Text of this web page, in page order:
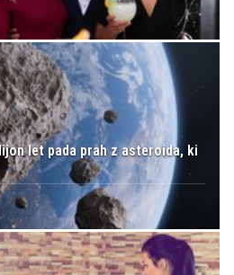
let pada prah z asteroida, ki